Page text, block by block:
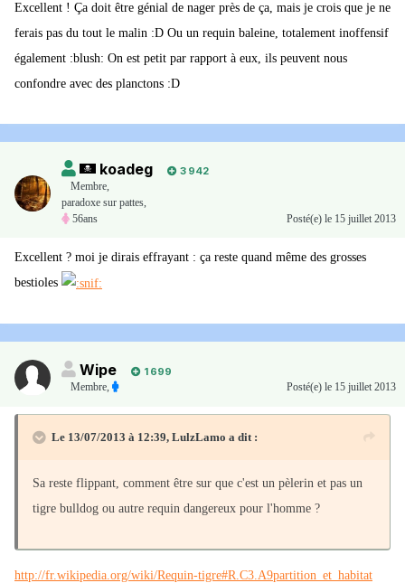
Excellent ! Ça doit être génial de nager près de ça, mais je crois que je ne
ferais pas du tout le malin :D Ou un requin baleine, totalement inoffensif
également :blush: On est petit par rapport à eux, ils peuvent nous
confondre avec des planctons :D
koadeg
3 942
Membre,
paradoxe sur pattes,
56ans
Posté(e) le 15 juillet 2013
Excellent ? moi je dirais effrayant : ça reste quand même des grosses
bestioles
Wipe
1 699
Membre, Posté(e) le 15 juillet 2013
Le 13/07/2013 à 12:39, LulzLamo a dit :
Sa reste flippant, comment être sur que c'est un pèlerin et pas un
tigre bulldog ou autre requin dangereux pour l'homme ?
http://fr.wikipedia.org/wiki/Requin-tigre#R.C3.A9partition_et_habitat